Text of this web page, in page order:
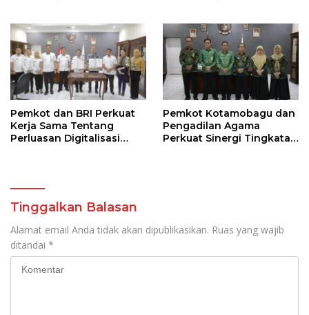
Pemkot dan BRI Perkuat
Kerja Sama Tentang
Perluasan Digitalisasi
Pemkot Kotamobagu dan
Pengadilan Agama
Perkuat Sinergi Tingkatan
Tinggalkan Balasan
Alamat email Anda tidak akan dipublikasikan. Ruas yang wajib
ditandai *